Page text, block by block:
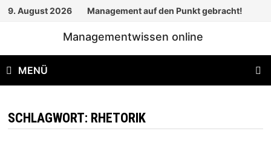
Zum
9. August 2026 Management auf den Punkt gebracht!
Managementwissen online
MENÜ
SCHLAGWORT: RHETORIK